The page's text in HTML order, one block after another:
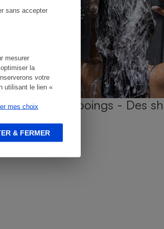
mesurer
la
votre
utilisant le lien «
mes choix
sans accepter
& FERMER
Shampooings - Des